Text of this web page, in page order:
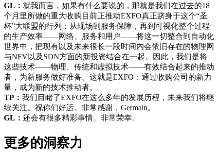
GL： 就我而言，如果有什么要说的，那就是我们在过去的18
个月里所做的重大收购目前正推动EXFO真正跻身于这个“圣
杯”大联盟的行列：从现场到服务保障，再到可视化整个过程
的生产效率——网络、服务和用户——将这一切整合到自动化
世界中，把现有以及未来很长一段时间内会依旧存在的物理网
与NFV以及SDN方面的新投资结合在一起。因此，我们是将
这些技术——物理、传统和虚拟技术——有效结合起来的推动
者，为新服务做好准备。这就是EXFO：通过收购公司的新力
量，成为新的技术推动者。
TP： 我们目睹了EXFO在这么多年的发展历程，未来我们将继
续关注。祝你们好运。非常感谢，Germain。
GL： 还会有很多精彩事情。非常荣幸。
更多的洞察力